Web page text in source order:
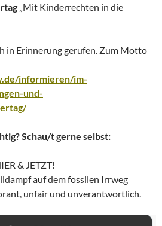
„Mit Kinderrechten in die
in Erinnerung gerufen. Zum Motto
informieren/im-
und-
Schau/t gerne selbst:
& JETZT!
auf dem fossilen Irrweg
unfair und unverantwortlich.